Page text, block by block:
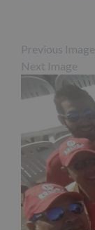
Previous Image
Next Image